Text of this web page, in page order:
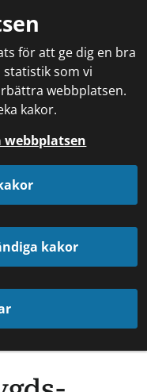
för att ge dig en bra
som vi
webbplatsen.
kakor.
webbplatsen
kakor